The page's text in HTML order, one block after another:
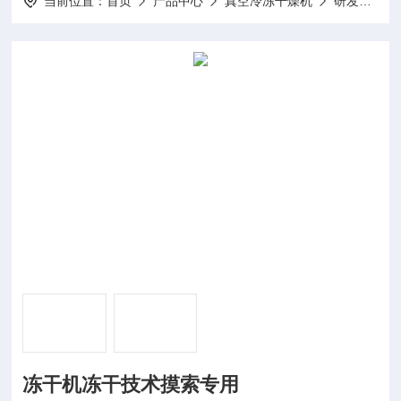
冻干机冻干技术摸索专用